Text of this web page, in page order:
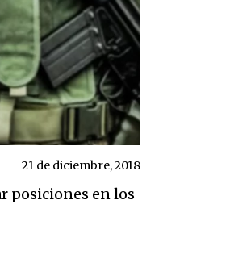
21 de diciembre, 2018
posiciones en los